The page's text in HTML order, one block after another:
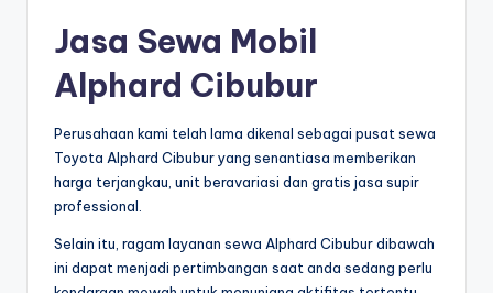
Jasa Sewa Mobil
Alphard Cibubur
Perusahaan kami telah lama dikenal sebagai pusat sewa
Toyota Alphard Cibubur yang senantiasa memberikan
harga terjangkau, unit beravariasi dan gratis jasa supir
professional.
Selain itu, ragam layanan sewa Alphard Cibubur dibawah
ini dapat menjadi pertimbangan saat anda sedang perlu